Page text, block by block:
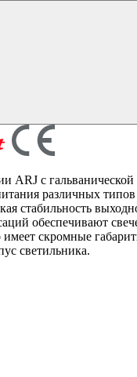
ARJ с гальванической
различных
стабильность
обеспечивают
скромные
светильника.